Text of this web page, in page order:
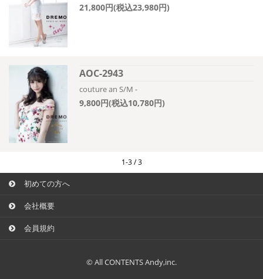
21,800円(税込23,980円)
AOC-2943
couture an S/M -
9,800円(税込10,780円)
1-3 / 3
初めての方へ
会社概要
会員規約
© All CONTENTS Andy,inc.